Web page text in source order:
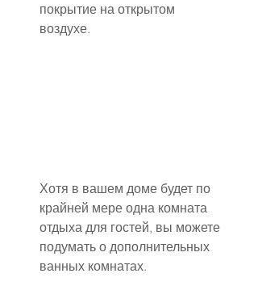
покрытие на открытом
воздухе.
Хотя в вашем доме будет по
крайней мере одна комната
отдыха для гостей, вы можете
подумать о дополнительных
ванных комнатах.